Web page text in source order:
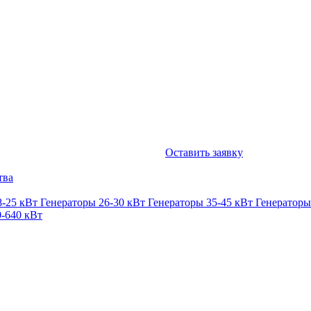
Оставить заявку
25 кВт Генераторы 26-30 кВт Генераторы 35-45 кВт
640 кВт